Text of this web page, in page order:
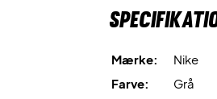
gennem hele spillet. Det ikoniske
og sort giver et tidløst og alsidigt
Spil tørt og komfortabelt – vælg
Mærke:
Nike
Farve:
Grå